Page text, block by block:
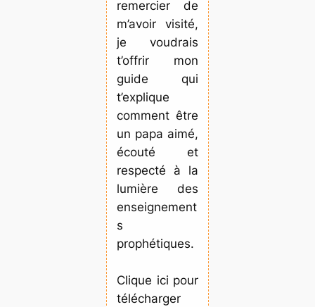
remercier de
m’avoir visité,
je voudrais
t’offrir mon
guide qui
t’explique
comment être
un papa aimé,
écouté et
respecté à la
lumière des
enseignement
s
prophétiques.
Clique ici pour
télécharger